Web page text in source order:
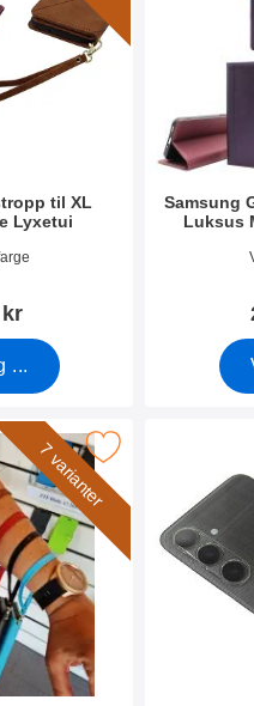
til XL
Lyxetui
...
Samsung
Luksus
som favoritt
7 varianter
til New Standcase Wallet
Merk kameraglass